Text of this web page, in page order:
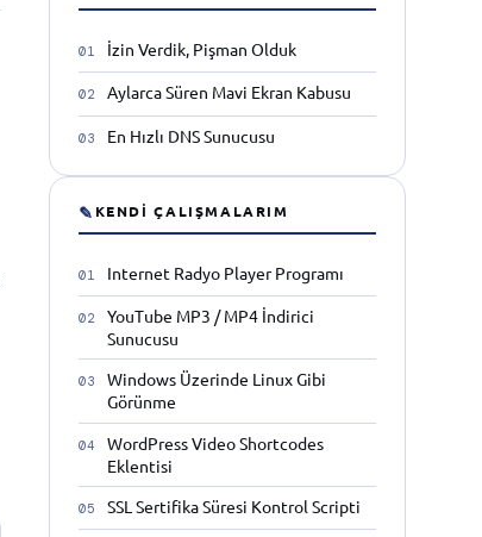
İzin Verdik, Pişman Olduk
Aylarca Süren Mavi Ekran Kabusu
En Hızlı DNS Sunucusu
✎ KENDI ÇALIŞMALARIM
Internet Radyo Player Programı
YouTube MP3 / MP4 İndirici
Sunucusu
Windows Üzerinde Linux Gibi
Görünme
WordPress Video Shortcodes
Eklentisi
SSL Sertifika Süresi Kontrol Scripti